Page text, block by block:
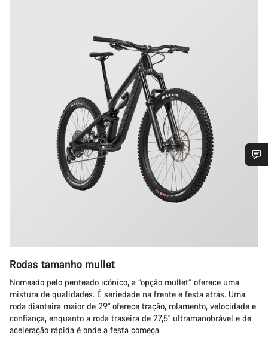
Rodas tamanho mullet
Nomeado pelo penteado icónico, a “opção mullet” oferece uma
mistura de qualidades. É seriedade na frente e festa atrás. Uma
roda dianteira maior de 29" oferece tração, rolamento, velocidade e
confiança, enquanto a roda traseira de 27,5" ultramanobrável e de
aceleração rápida é onde a festa começa.
Precisas de ajuda?
Fechar